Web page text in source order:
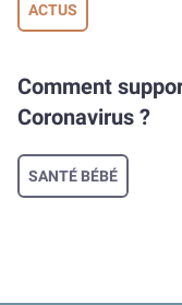
ACTUS
Comment supporter le confinement lié au
Coronavirus ?
SANTÉ BÉBÉ